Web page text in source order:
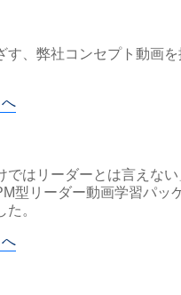
す、弊社コンセプト動画を
ではリーダーとは言えな
型リーダー動画学習パッ
。